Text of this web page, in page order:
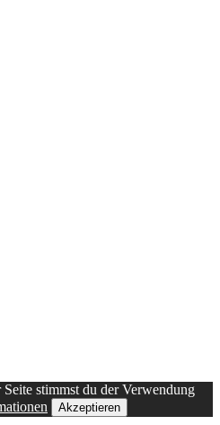
stimmst du der Verwendung
Akzeptieren